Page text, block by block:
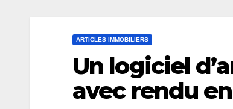
ARTICLES IMMOBILIERS
Un logiciel
avec rendu